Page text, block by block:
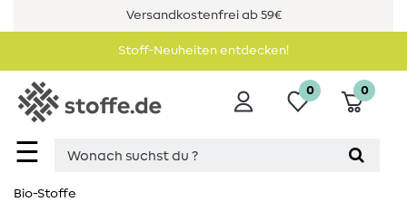
Versandkostenfrei ab 59€
Stoff-Neuheiten entdecken!
☰
0 0
Bio-Stoffe